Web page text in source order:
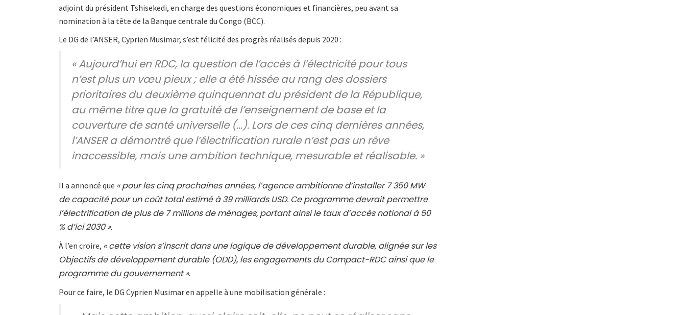
adjoint du président Tshisekedi, en charge des questions économiques et financières, peu avant sa
nomination à la tête de la Banque centrale du Congo (BCC).
Le DG de l’ANSER, Cyprien Musimar, s’est félicité des progrès réalisés depuis 2020 :
« Aujourd’hui en RDC, la question de l’accès à l’électricité pour tous
n’est plus un vœu pieux ; elle a été hissée au rang des dossiers
prioritaires du deuxième quinquennat du président de la République,
au même titre que la gratuité de l’enseignement de base et la
couverture de santé universelle (…). Lors de ces cinq dernières années,
l’ANSER a démontré que l’électrification rurale n’est pas un rêve
inaccessible, mais une ambition technique, mesurable et réalisable. »
Il a annoncé que « pour les cinq prochaines années, l’agence ambitionne d’installer 7 350 MW
de capacité pour un coût total estimé à 39 milliards USD. Ce programme devrait permettre
l’électrification de plus de 7 millions de ménages, portant ainsi le taux d’accès national à 50
% d’ici 2030 ».
À l’en croire, « cette vision s’inscrit dans une logique de développement durable, alignée sur les
Objectifs de développement durable (ODD), les engagements du Compact-RDC ainsi que le
programme du gouvernement ».
Pour ce faire, le DG Cyprien Musimar en appelle à une mobilisation générale :